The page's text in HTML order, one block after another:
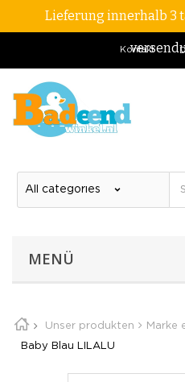
Lieferung innerhalb 3
Kontakt
MENÜ
Unser produkten Marke
Baby Blau LILALU